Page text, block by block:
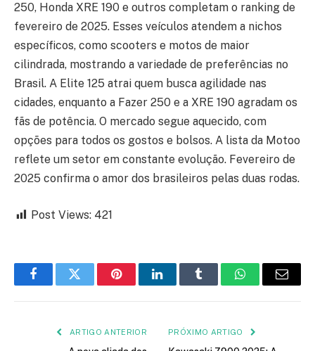
250, Honda XRE 190 e outros completam o ranking de
fevereiro de 2025. Esses veículos atendem a nichos
específicos, como scooters e motos de maior
cilindrada, mostrando a variedade de preferências no
Brasil. A Elite 125 atrai quem busca agilidade nas
cidades, enquanto a Fazer 250 e a XRE 190 agradam os
fãs de potência. O mercado segue aquecido, com
opções para todos os gostos e bolsos. A lista da Motoo
reflete um setor em constante evolução. Fevereiro de
2025 confirma o amor dos brasileiros pelas duas rodas.
Post Views: 421
FacebookTwitter PinterestLinkedInTumblr WhatsAppEmail
ARTIGO ANTERIOR PRÓXIMO ARTIGO